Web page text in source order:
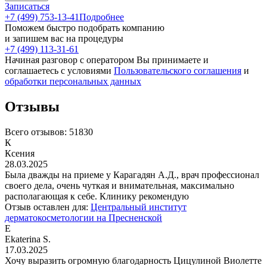
Записаться
+7 (499) 753-13-41Подробнее
Поможем быстро подобрать компанию
и запишем вас на процедуры
+7 (499) 113-31-61
Начиная разговор с оператором Вы принимаете и
соглашаетесь с условиями Пользовательского соглашения и
обработки персональных данных
Отзывы
Всего отзывов: 51830
К
Ксения
28.03.2025
Была дважды на приеме у Карагадян А.Д., врач профессионал
своего дела, очень чуткая и внимательная, максимально
располагающая к себе. Клинику рекомендую
Отзыв оставлен для: Центральный институт
дерматокосметологии на Пресненской
E
Ekaterina S.
17.03.2025
Хочу выразить огромную благодарность Цицулиной Виолетте